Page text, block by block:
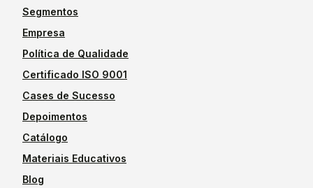
Segmentos
Empresa
Política de Qualidade
Certificado ISO 9001
Cases de Sucesso
Depoimentos
Catálogo
Materiais Educativos
Blog